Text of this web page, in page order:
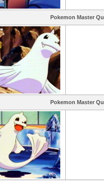
Pokemon Master
Pokemon Master